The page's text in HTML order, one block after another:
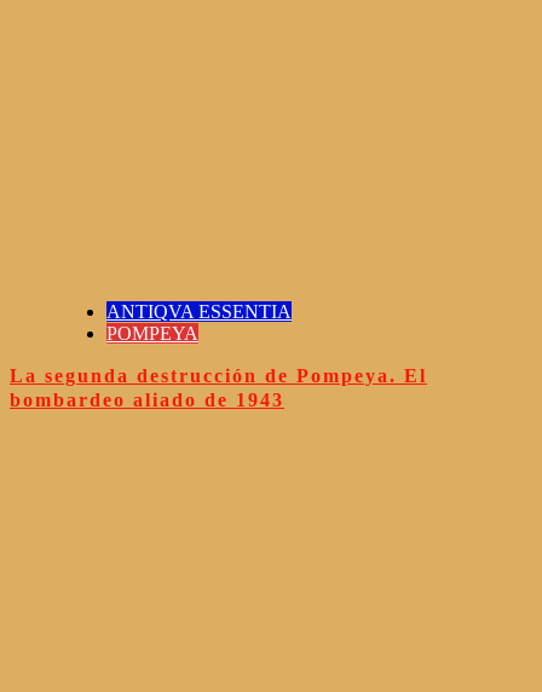
ANTIQVA ESSENTIA
POMPEYA
La segunda destrucción de Pompeya. El
bombardeo aliado de 1943